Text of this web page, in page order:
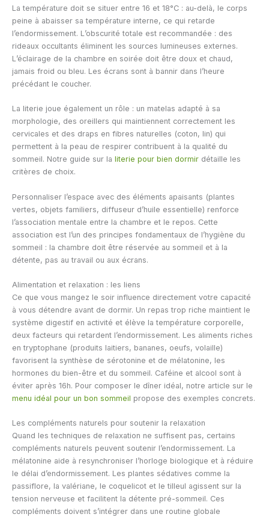
La température doit se situer entre 16 et 18°C : au-delà, le corps
peine à abaisser sa température interne, ce qui retarde
l’endormissement. L’obscurité totale est recommandée : des
rideaux occultants éliminent les sources lumineuses externes.
L’éclairage de la chambre en soirée doit être doux et chaud,
jamais froid ou bleu. Les écrans sont à bannir dans l’heure
précédant le coucher.
La literie joue également un rôle : un matelas adapté à sa
morphologie, des oreillers qui maintiennent correctement les
cervicales et des draps en fibres naturelles (coton, lin) qui
permettent à la peau de respirer contribuent à la qualité du
sommeil. Notre guide sur la literie pour bien dormir détaille les
critères de choix.
Personnaliser l’espace avec des éléments apaisants (plantes
vertes, objets familiers, diffuseur d’huile essentielle) renforce
l’association mentale entre la chambre et le repos. Cette
association est l’un des principes fondamentaux de l’hygiène du
sommeil : la chambre doit être réservée au sommeil et à la
détente, pas au travail ou aux écrans.
Alimentation et relaxation : les liens
Ce que vous mangez le soir influence directement votre capacité
à vous détendre avant de dormir. Un repas trop riche maintient le
système digestif en activité et élève la température corporelle,
deux facteurs qui retardent l’endormissement. Les aliments riches
en tryptophane (produits laitiers, bananes, oeufs, volaille)
favorisent la synthèse de sérotonine et de mélatonine, les
hormones du bien-être et du sommeil. Caféine et alcool sont à
éviter après 16h. Pour composer le dîner idéal, notre article sur le
menu idéal pour un bon sommeil propose des exemples concrets.
Les compléments naturels pour soutenir la relaxation
Quand les techniques de relaxation ne suffisent pas, certains
compléments naturels peuvent soutenir l’endormissement. La
mélatonine aide à resynchroniser l’horloge biologique et à réduire
le délai d’endormissement. Les plantes sédatives comme la
passiflore, la valériane, le coquelicot et le tilleul agissent sur la
tension nerveuse et facilitent la détente pré-sommeil. Ces
compléments doivent s’intégrer dans une routine globale